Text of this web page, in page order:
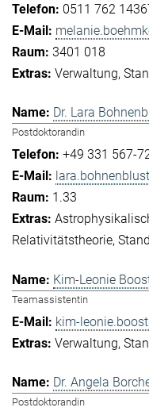
0511 762
3401 018
Verwaltung
Dr. Lara
Postdoktorandin
+49 331 567-
1.33
Relativitätstheorie
Kim-Leonie
Teamassistentin
kim-
Verwaltung
Dr. Angela
Postdoktorandin